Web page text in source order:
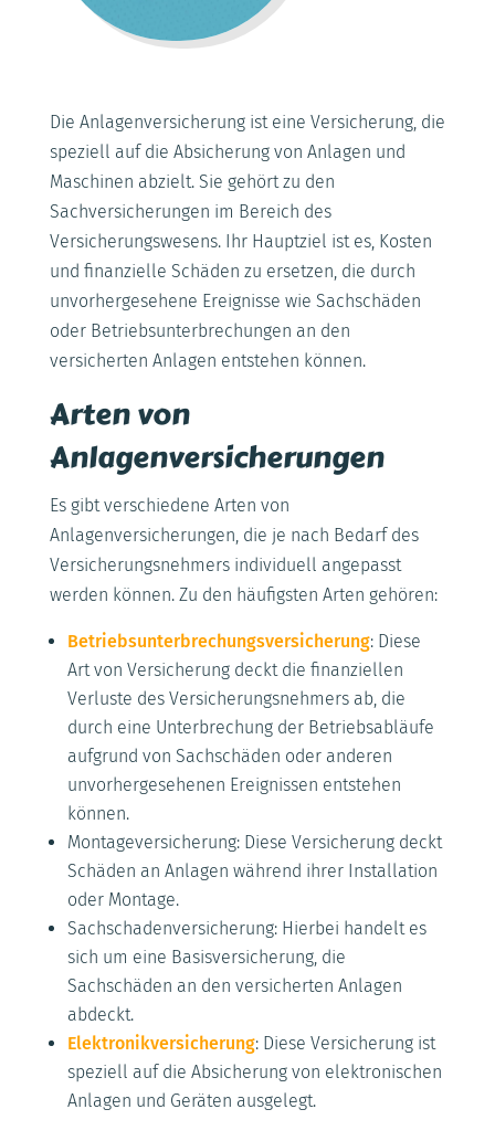
Die Anlagenversicherung ist eine Versicherung, die
speziell auf die Absicherung von Anlagen und
Maschinen abzielt. Sie gehört zu den
Sachversicherungen im Bereich des
Versicherungswesens. Ihr Hauptziel ist es, Kosten
und finanzielle Schäden zu ersetzen, die durch
unvorhergesehene Ereignisse wie Sachschäden
oder Betriebsunterbrechungen an den
versicherten Anlagen entstehen können.
Arten von
Anlagenversicherungen
Es gibt verschiedene Arten von
Anlagenversicherungen, die je nach Bedarf des
Versicherungsnehmers individuell angepasst
werden können. Zu den häufigsten Arten gehören:
Betriebsunterbrechungsversicherung: Diese
Art von Versicherung deckt die finanziellen
Verluste des Versicherungsnehmers ab, die
durch eine Unterbrechung der Betriebsabläufe
aufgrund von Sachschäden oder anderen
unvorhergesehenen Ereignissen entstehen
können.
Montageversicherung: Diese Versicherung deckt
Schäden an Anlagen während ihrer Installation
oder Montage.
Sachschadenversicherung: Hierbei handelt es
sich um eine Basisversicherung, die
Sachschäden an den versicherten Anlagen
abdeckt.
Elektronikversicherung: Diese Versicherung ist
speziell auf die Absicherung von elektronischen
Anlagen und Geräten ausgelegt.